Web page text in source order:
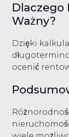
Dlaczego
Ważny?
Dzięki
ocenić